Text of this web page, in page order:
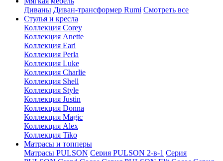
Диваны Диван-трансформер Rumi Смотреть все
Стулья и кресла
Коллекция Corey
Коллекция Anette
Коллекция Eari
Коллекция Perla
Коллекция Luke
Коллекция Charlie
Коллекция Shell
Коллекция Style
Коллекция Justin
Коллекция Donna
Коллекция Magic
Коллекция Alex
Коллекция Tiko
Матрасы и топперы
Матрасы PULSON Серия PULSON 2-в-1 Серия